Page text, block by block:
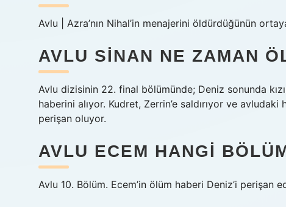
Avlu | Azra’nın Nihal’in menajerini öldürdüğünün
AVLU SINAN NE ZAMAN
Avlu dizisinin 22. final bölümünde; Deniz sonunda
haberini alıyor. Kudret, Zerrin’e saldırıyor ve
perişan oluyor.
AVLU ECEM HANGI
Avlu 10. Bölüm. Ecem’in ölüm haberi Deniz’i perişan